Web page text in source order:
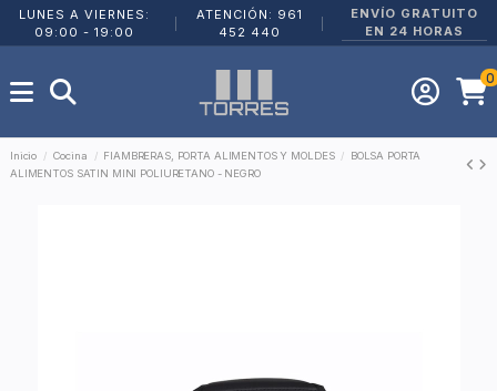
LUNES A VIERNES:
09:00 - 19:00
ATENCIÓN: 961
452 440
ENVÍO GRATUITO
EN 24 HORAS
0
Inicio Cocina FIAMBRERAS, PORTA ALIMENTOS Y MOLDES
BOLSA PORTA
ALIMENTOS SATIN MINI POLIURETANO - NEGRO